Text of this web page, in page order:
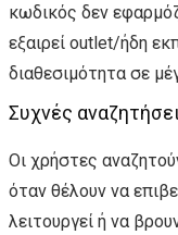
κωδικός δεν
εξαιρεί outlet/ήδη
διαθεσιμότητα σε
Συχνές
Οι χρήστες
όταν θέλουν να
λειτουργεί ή να